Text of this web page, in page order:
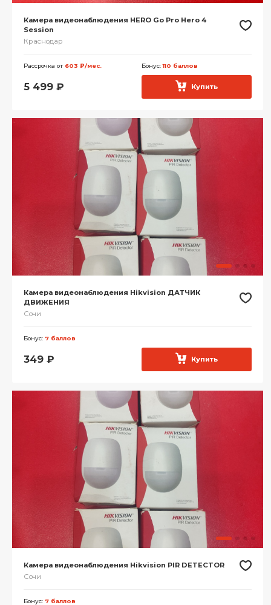
Камера видеонаблюдения HERO Go Pro Hero 4
Session
Краснодар
Рассрочка от 603 ₽/мес. Бонус:110 баллов
5 499 ₽ Купить
Камера видеонаблюдения Hikvision ДАТЧИК
ДВИЖЕНИЯ
Сочи
Бонус: 7 баллов
349 ₽ Купить
Камера видеонаблюдения Hikvision PIR DETECTOR
Сочи
Бонус: 7 баллов